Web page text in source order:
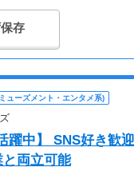
存
ューズメント・エンタメ系)
躍中】 SNS好き
両立可能